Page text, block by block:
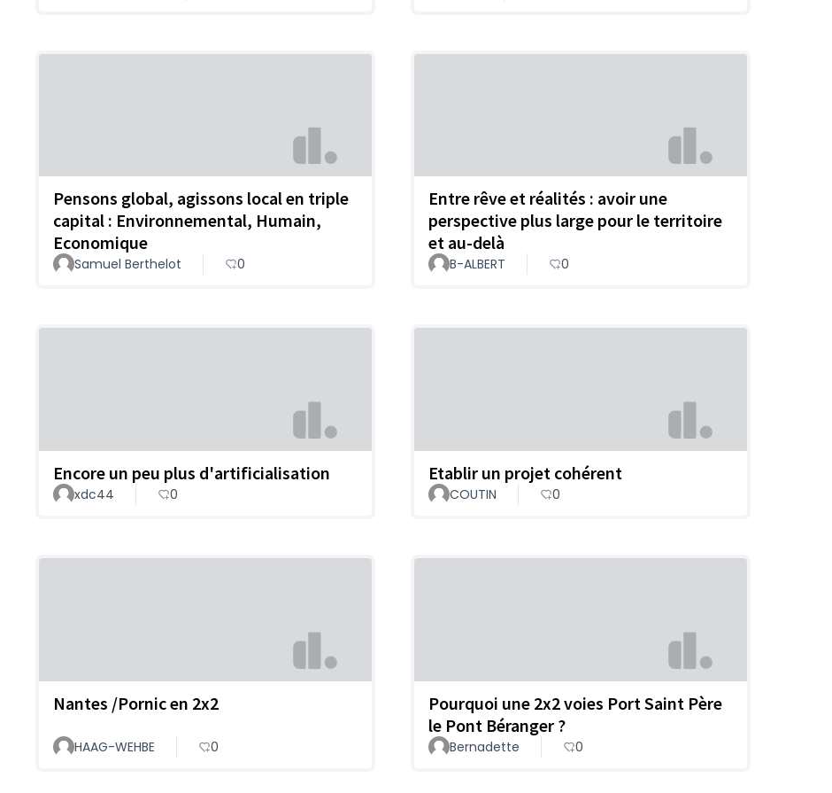
Pensons global, agissons local en triple
capital : Environnemental, Humain,
Economique
Samuel Berthelot 0
Entre rêve et réalités : avoir une
perspective plus large pour le territoire
et au-delà
B-ALBERT 0
Encore un peu plus d'artificialisation
xdc44 0
Etablir un projet cohérent
COUTIN 0
Nantes /Pornic en 2x2
HAAG-WEHBE 0
Pourquoi une 2x2 voies Port Saint Père
le Pont Béranger ?
Bernadette 0